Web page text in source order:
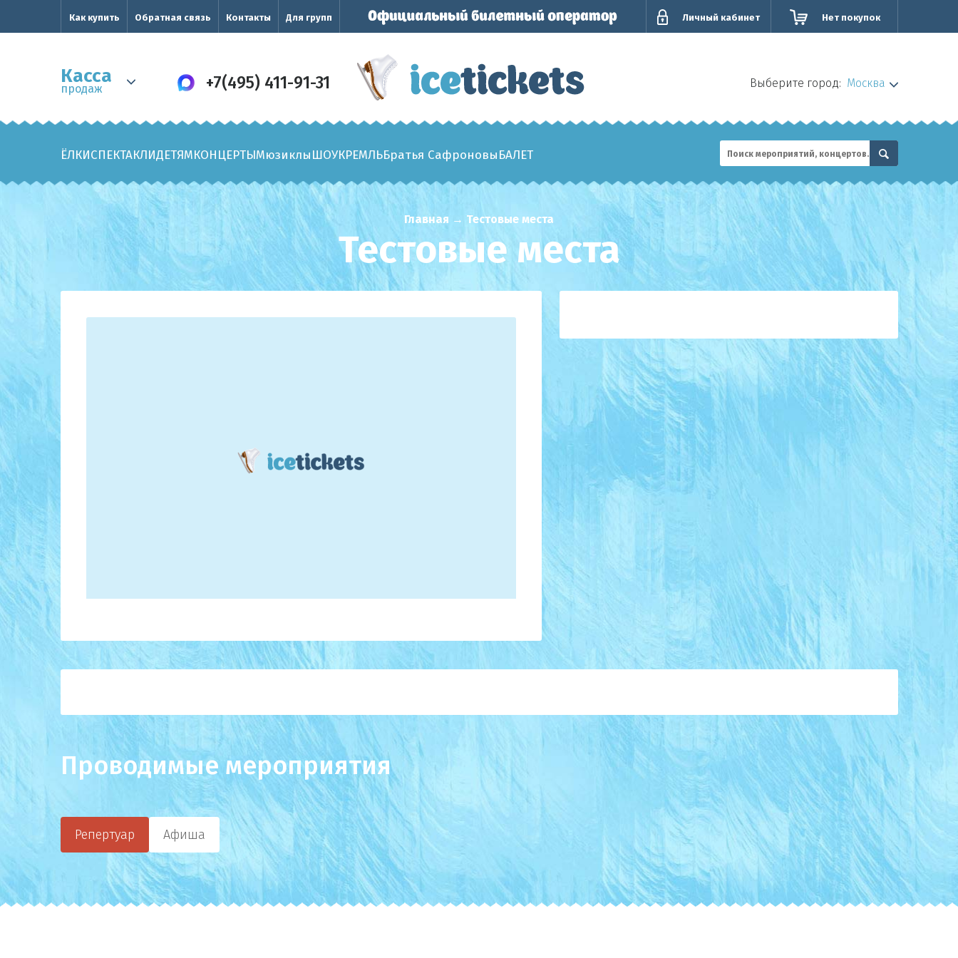
Как купить Обратная связь Контакты Для групп Личный кабинет Нет покупок
Касса
продаж +7(495) 411-91-31 Выберите город: Москва
ЁЛКИСПЕКТАКЛИДЕТЯМКОНЦЕРТЫМюзиклыШОУКРЕМЛЬБратья СафроновыБАЛЕТ
Главная → Тестовые места
Тестовые места
Проводимые мероприятия
Репертуар Афиша